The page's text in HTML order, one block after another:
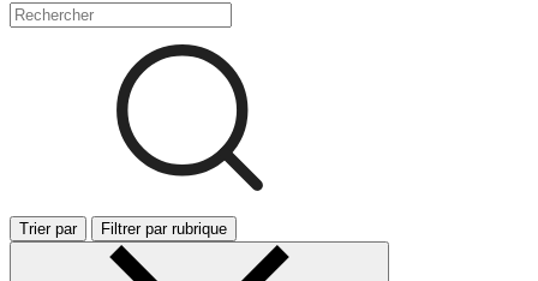
Trier par Filtrer par rubrique